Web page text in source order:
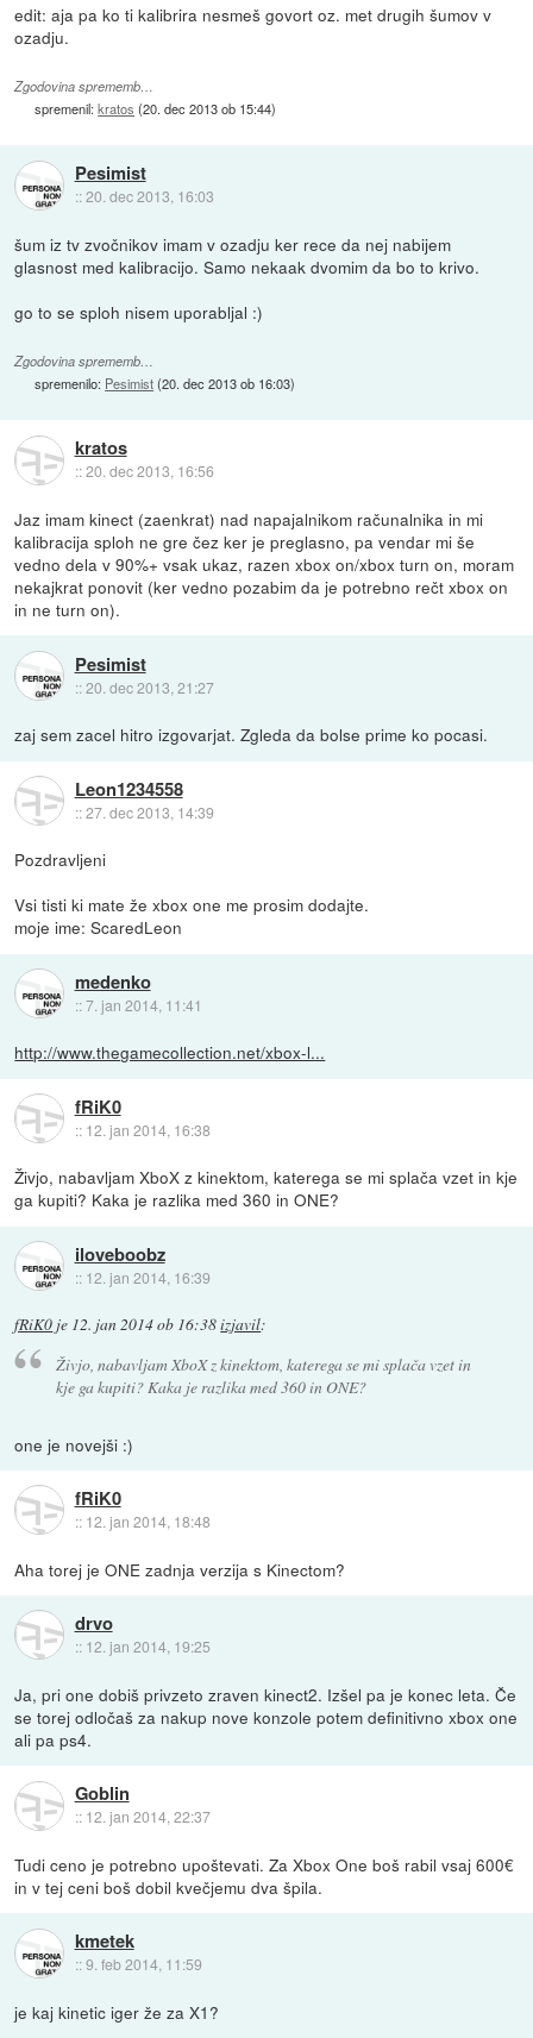
edit: aja pa ko ti kalibrira nesmeš govort oz. met drugih šumov v
ozadju.
Zgodovina sprememb…
spremenil:kratos (20. dec 2013 ob 15:44)
Pesimist
::20. dec 2013, 16:03
šum iz tv zvočnikov imam v ozadju ker rece da nej nabijem
glasnost med kalibracijo. Samo nekaak dvomim da bo to krivo.
go to se sploh nisem uporabljal :)
Zgodovina sprememb…
spremenilo: Pesimist(20. dec 2013 ob 16:03)
kratos
::20. dec 2013, 16:56
Jaz imam kinect (zaenkrat) nad napajalnikom računalnika in mi
kalibracija sploh ne gre čez ker je preglasno, pa vendar mi še
vedno dela v 90%+ vsak ukaz, razen xbox on/xbox turn on, moram
nekajkrat ponovit (ker vedno pozabim da je potrebno rečt xbox on
in ne turn on).
Pesimist
::20. dec 2013, 21:27
zaj sem zacel hitro izgovarjat. Zgleda da bolse prime ko pocasi.
Leon1234558
::27. dec 2013, 14:39
Pozdravljeni
Vsi tisti ki mate že xbox one me prosim dodajte.
moje ime: ScaredLeon
medenko
::7. jan 2014, 11:41
http://www.thegamecollection.net/xbox-l...
fRiK0
:: 12. jan 2014, 16:38
Živjo, nabavljam XboX z kinektom, katerega se mi splača vzet in kje
ga kupiti? Kaka je razlika med 360 in ONE?
iloveboobz
:: 12. jan 2014, 16:39
fRiK0 je 12. jan 2014 ob 16:38izjavil:
Živjo, nabavljam XboX z kinektom, katerega se mi splača vzet in
kje ga kupiti? Kaka je razlika med 360 in ONE?
one je novejši :)
fRiK0
:: 12. jan 2014, 18:48
Aha torej je ONE zadnja verzija s Kinectom?
drvo
:: 12. jan 2014, 19:25
Ja, pri one dobiš privzeto zraven kinect2. Izšel pa je konec leta. Če
se torej odločaš za nakup nove konzole potem definitivno xbox one
ali pa ps4.
Goblin
:: 12. jan 2014, 22:37
Tudi ceno je potrebno upoštevati. Za Xbox One boš rabil vsaj 600€
in v tej ceni boš dobil kvečjemu dva špila.
kmetek
::9. feb 2014, 11:59
je kaj kinetic iger že za X1?